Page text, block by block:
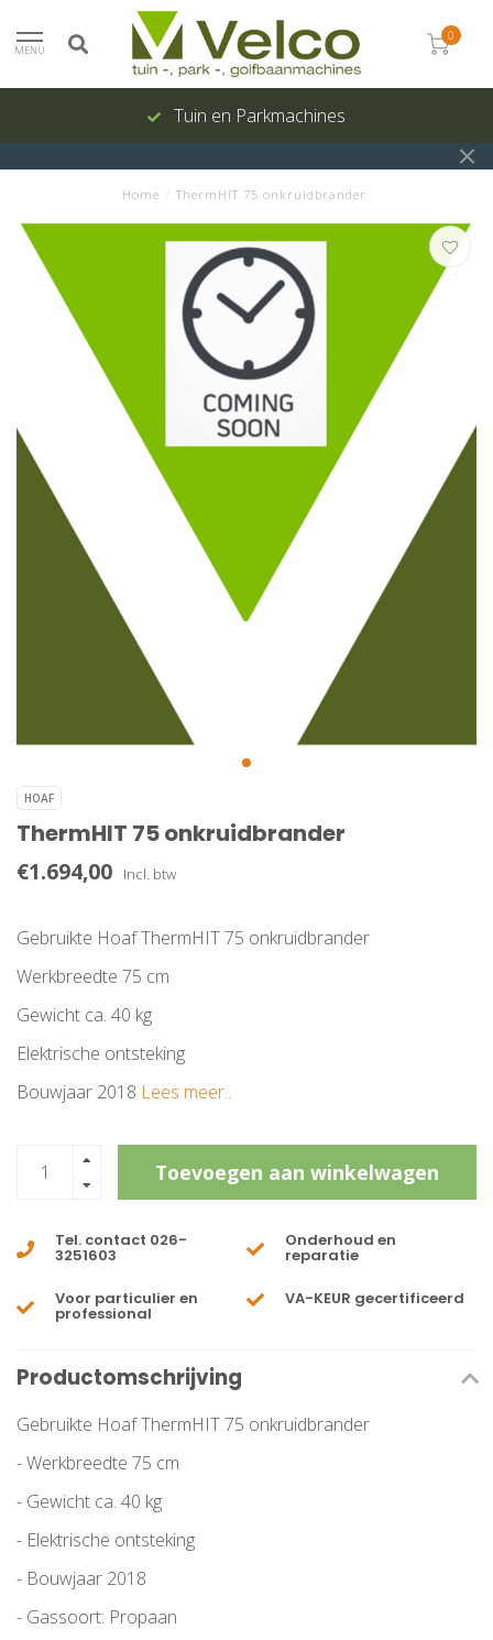
MENU
0
Tuin en Parkmachines
Home ThermHIT 75 onkruidbrander
HOAF
ThermHIT 75 onkruidbrander
€1.694,00 Incl. btw
Gebruikte Hoaf ThermHIT 75 onkruidbrander
Werkbreedte 75 cm
Gewicht ca. 40 kg
Elektrische ontsteking
Bouwjaar 2018 Lees meer..
Toevoegen aan winkelwagen
Tel. contact 026-
3251603
Onderhoud en
reparatie
Voor particulier en
professional
VA-KEUR gecertificeerd
Productomschrijving
Gebruikte Hoaf ThermHIT 75 onkruidbrander
- Werkbreedte 75 cm
- Gewicht ca. 40 kg
- Elektrische ontsteking
- Bouwjaar 2018
- Gassoort: Propaan